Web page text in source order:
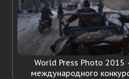
World Press Photo 2015
международного